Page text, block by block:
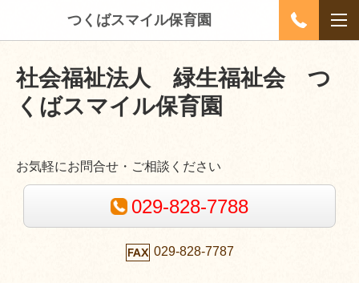
つくばスマイル保育園
社会福祉法人 緑生福祉会 つ
くばスマイル保育園
お気軽にお問合せ・ご相談ください
029-828-7788
029-828-7787